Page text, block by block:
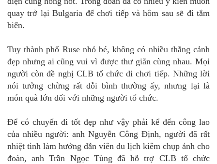
quay trở lại Bulgaria để chơi tiếp và hôm sau sẽ đi tắm
biển.
Tuy thành phố Ruse nhỏ bé, không có nhiều thắng cảnh
đẹp nhưng ai cũng vui vì được thư giãn cùng nhau. Mọi
người còn đề nghị CLB tổ chức đi chơi tiếp. Những lời
nói tưởng chừng rất đỗi bình thường ấy, nhưng lại là
món quà lớn đối với những người tổ chức.
Để có chuyến đi tốt đẹp như vậy phải kể đến công lao
của nhiều người: anh Nguyễn Công Định, người đã rất
nhiệt tình làm hướng dẫn viên du lịch kiêm chụp ảnh cho
đoàn, anh Trần Ngọc Tùng đã hỗ trợ CLB tổ chức